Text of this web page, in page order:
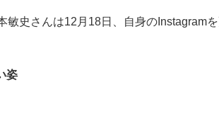
敏史さんは12月18日、自身のInstagram
姿